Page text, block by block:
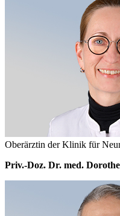
Oberärztin der Klinik für
Priv.-Doz. Dr. med.